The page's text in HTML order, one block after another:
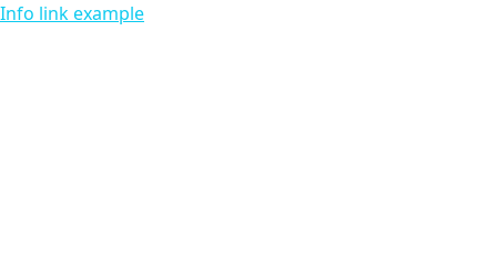
Info link example